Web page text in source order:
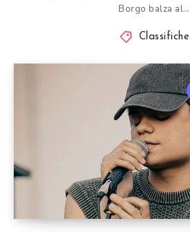
Borgo balza al…
Classifiche